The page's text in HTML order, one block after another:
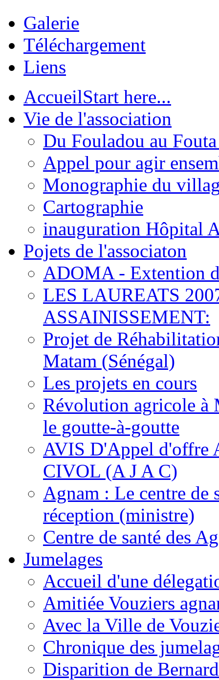
Galerie
Téléchargement
Liens
AccueilStart here...
Vie de l'association
Du Fouladou au
Appel pour agir
Monographie du
Cartographie
inauguration Hôpital
Pojets de l'associaton
ADOMA - Extention
LES LAUREATS
ASSAINISSEMENT:
Projet de
Matam (Sénégal)
Les projets en cours
Révolution agricole à
le goutte-à-goutte
AVIS D'Appel d'offre
CIVOL (A J A C)
Agnam : Le centre de
réception (ministre)
Centre de santé des
Jumelages
Accueil d'une
Amitiée Vouziers
Avec la Ville de
Chronique des
Disparition de